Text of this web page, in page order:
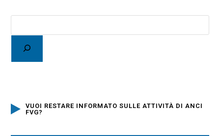
VUOI RESTARE INFORMATO SULLE ATTIVITÀ DI ANCI
FVG?